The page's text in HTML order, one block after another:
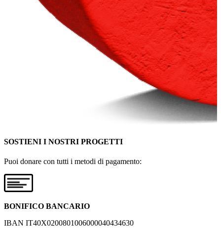
SOSTIENI I NOSTRI PROGETTI
Puoi donare con tutti i metodi di pagamento:
BONIFICO BANCARIO
IBAN IT40X0200801006000040434630